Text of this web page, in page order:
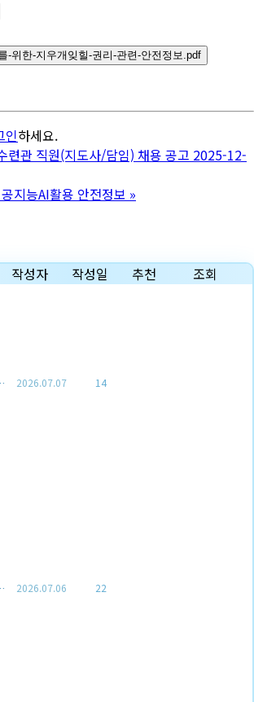
-위한-지우개잊힐-권리-관련-안전정보.pdf
인하세요.
련관 직원(지도사/담임) 채용 공고 2025-12-
지능AI활용 안전정보 »
작성자 작성일 추천 조회
터 2026.07.07 14
터 2026.07.06 22